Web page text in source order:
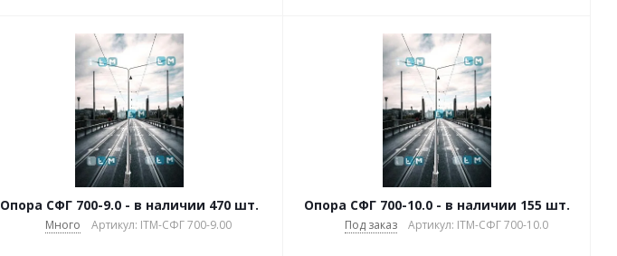
Опора СФГ 700-9.0 - в наличии 470 шт.
Много Артикул: ITM-СФГ 700-9.00
Опора СФГ 700-10.0 - в наличии 155 шт.
Под заказ Артикул: ITM-СФГ 700-10.0